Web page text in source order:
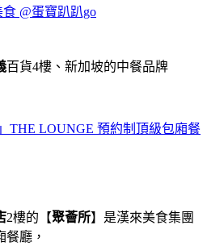
@蛋寶趴趴go
百貨4樓、新加坡的中餐品牌
THE LOUNGE 預約制頂級包廂餐
2樓的【聚薈所】是漢來美食集團
廳，